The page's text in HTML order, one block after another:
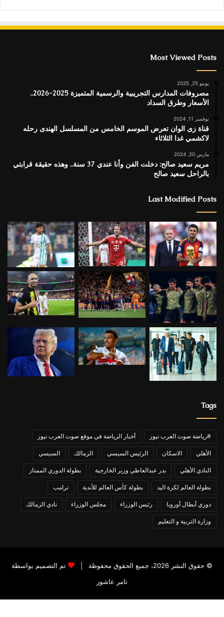
Most Viewed Posts
يونيو 25, 2025
مصروفات المدارس التجريبية والرسمية المتميزة 2025-2026..
الأسعار وطرق السداد
نوفمبر 11, 2024
قناة زى الوان تعرض الموسم الخامس من المسلسل الهندى رحله
لاكشمي غدا الثلاثاء
مارس 20, 2024
مريم سعيد صالح: دخلت الفن وأنا عندي 37 سنة.. وهذه حقيقة قرابتي
بالراحل سعيد صالح
Last Modified Posts
Tags
#رياضة صوت العرب نيوز أخبار الرياضة في موقع صوت العرب نيوز
الأهلي الاسكان الرئيس السيسي الزمالك السيسي
النادي الأهلي بدر عبدالعاطي وزير الخارجية بطولة الدوري الممتاز
بطولة العالم لكرة اليد بطولة كأس العالم للأندية ترامب
دوري أبطال أوروبا رئيس الوزراء مجلس الوزراء نادي الزمالك
وزارة التربية و التعليم
© حقوق النشر 2026، جميع الحقوق محفوظة |
تم التصميم بواسطة
تامر عاشور